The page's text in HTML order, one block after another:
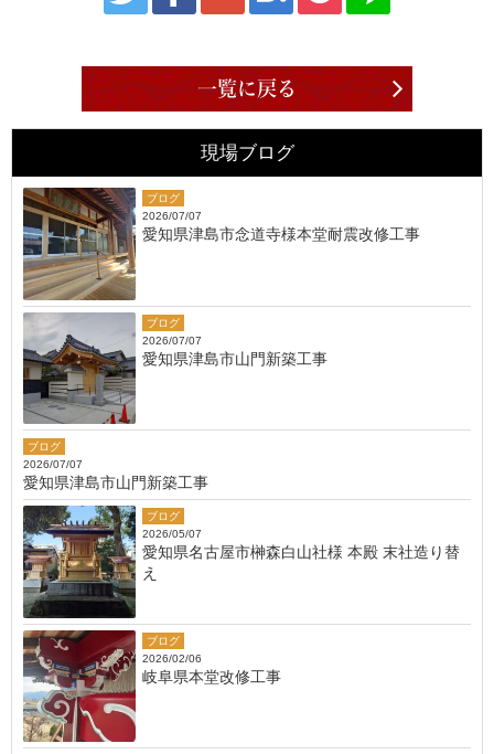
一覧に戻る
現場ブログ
ブログ
2026/07/07
愛知県津島市念道寺様本堂耐震改修工事
ブログ
2026/07/07
愛知県津島市山門新築工事
ブログ
2026/07/07
愛知県津島市山門新築工事
ブログ
2026/05/07
愛知県名古屋市榊森白山社様 本殿 末社造り替
え
ブログ
2026/02/06
岐阜県本堂改修工事